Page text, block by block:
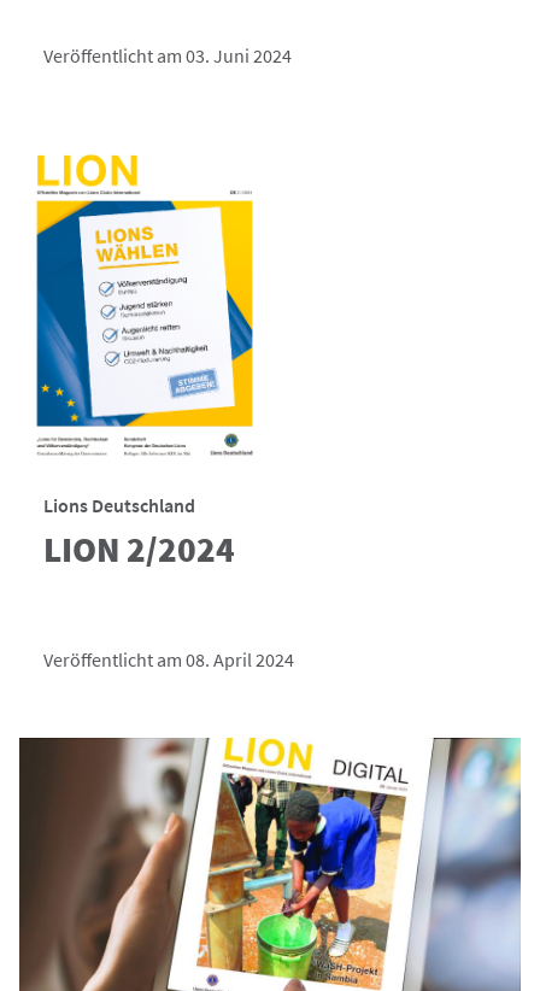
Veröffentlicht am 03. Juni 2024
Lions Deutschland
LION 2/2024
Veröffentlicht am 08. April 2024